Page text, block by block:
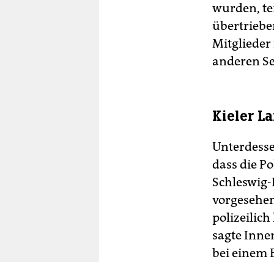
wurden,
Mitglieder
anderen
Kieler
dass die
polizeilich
sagte
bei einem